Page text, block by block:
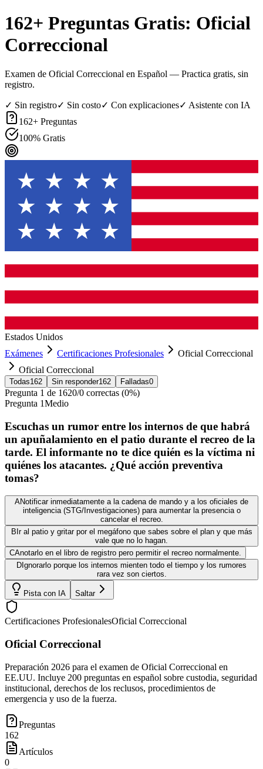
162+ Preguntas Gratis: Oficial
Correccional
Examen de Oficial Correccional en Español — Practica gratis, sin
registro.
✓ Sin registro✓ Sin costo✓ Con explicaciones✓ Asistente con IA
162+ Preguntas
100% Gratis
Estados Unidos
Exámenes
Certificaciones Profesionales
Oficial Correccional
Oficial Correccional
Todas162 Sin responder162 Falladas0
Pregunta 1 de 1620/0 correctas (0%)
Pregunta 1Medio
Escuchas un rumor entre los internos de que habrá
un apuñalamiento en el patio durante el recreo de la
tarde. El informante no te dice quién es la víctima ni
quiénes los atacantes. ¿Qué acción preventiva
tomas?
ANotificar inmediatamente a la cadena de mando y a los oficiales de
inteligencia (STG/Investigaciones) para aumentar la presencia o
cancelar el recreo.
B Ir al patio y gritar por el megáfono que sabes sobre el plan y que más
vale que no lo hagan.
CAnotarlo en el libro de registro pero permitir el recreo normalmente.
D Ignorarlo porque los internos mienten todo el tiempo y los rumores
rara vez son ciertos.
Pista con IA Saltar
Certificaciones ProfesionalesOficial Correccional
Oficial Correccional
Preparación 2026 para el examen de Oficial Correccional en
EE.UU. Incluye 200 preguntas en español sobre custodia, seguridad
institucional, derechos de los reclusos, procedimientos de
emergencia y uso de la fuerza.
Preguntas
162
Artículos
0